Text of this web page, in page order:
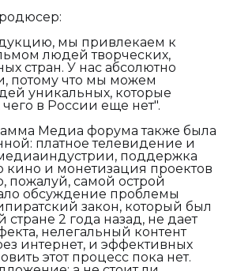
мы привлекаем к
людей творческих,
стран. У нас абсолютно
потому что мы можем
уникальных, которые
чего в России еще нет".
Медиа форума также была
платное телевидение и
поддержка
кино и монетизация проектов
пожалуй, самой острой
обсуждение проблемы
закон, который был
2 года назад, не дает
нелегальный контент
интернет, и эффективных
этот процесс пока нет.